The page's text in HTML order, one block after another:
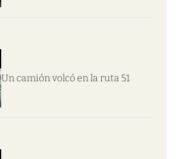
Un camión volcó en la ruta 51